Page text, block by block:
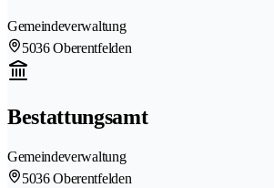
Gemeindeverwaltung
5036 Oberentfelden
Bestattungsamt
Gemeindeverwaltung
5036 Oberentfelden